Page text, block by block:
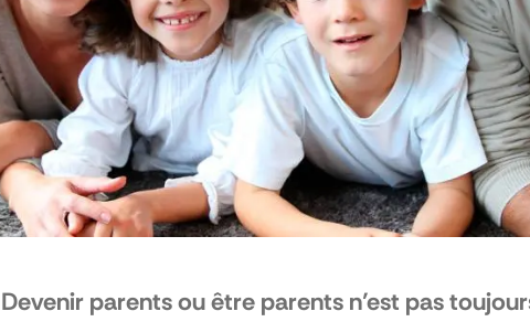
Devenir parents ou être parents n’est pas